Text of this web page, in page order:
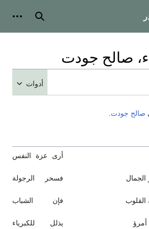
بحث
صالح جودت
أدوات
صالح جودت
أرى عزة النفس
فسحر الرجولة
فإن الشباب
أمرؤ
يذلل للكبرياء